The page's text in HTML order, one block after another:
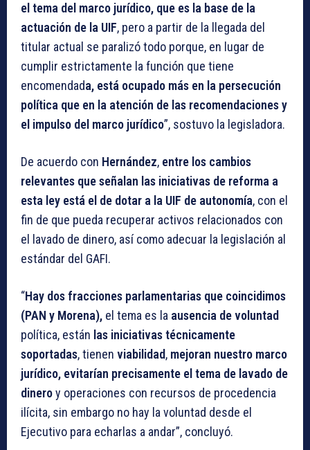
el tema del marco jurídico, que es la base de la
actuación de la UIF, pero a partir de la llegada del
titular actual se paralizó todo porque, en lugar de
cumplir estrictamente la función que tiene
encomendada, está ocupado más en la persecución
política que en la atención de las recomendaciones y
el impulso del marco jurídico”, sostuvo la legisladora.
De acuerdo con Hernández, entre los cambios
relevantes que señalan las iniciativas de reforma a
esta ley está el de dotar a la UIF de autonomía, con el
fin de que pueda recuperar activos relacionados con
el lavado de dinero, así como adecuar la legislación al
estándar del GAFI.
“Hay dos fracciones parlamentarias que coincidimos
(PAN y Morena), el tema es la ausencia de voluntad
política, están las iniciativas técnicamente
soportadas, tienen viabilidad, mejoran nuestro marco
jurídico, evitarían precisamente el tema de lavado de
dineroy operaciones con recursos de procedencia
ilícita, sin embargo no hay la voluntad desde el
Ejecutivo para echarlas a andar”, concluyó.